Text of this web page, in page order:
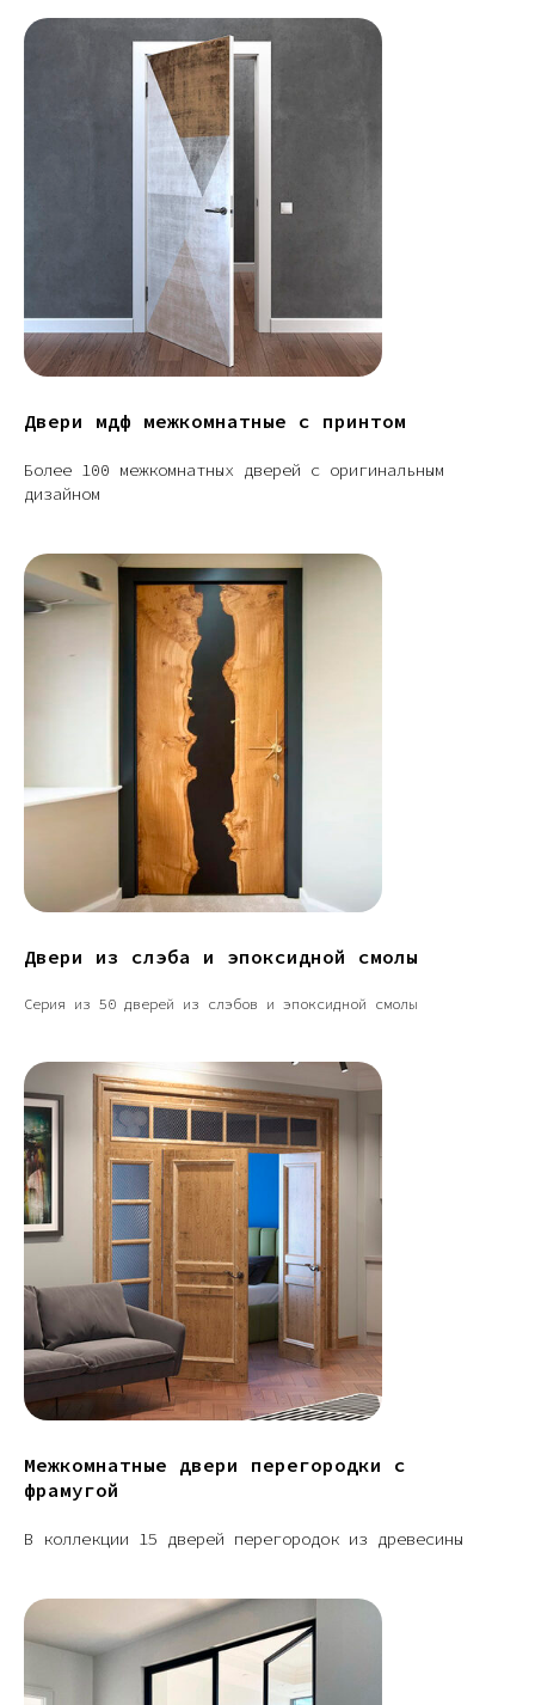
Двери мдф межкомнатные с принтом
Более 100 межкомнатных дверей с оригинальным
дизайном
Двери из слэба и эпоксидной смолы
Серия из 50 дверей из слэбов и эпоксидной смолы
Межкомнатные двери перегородки с
фрамугой
В коллекции 15 дверей перегородок из древесины